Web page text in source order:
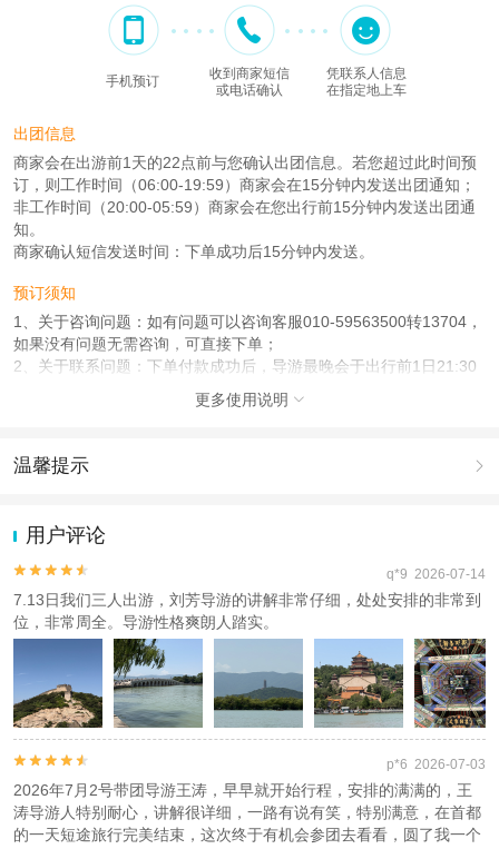
手机预订
收到商家短信
或电话确认
凭联系人信息
在指定地上车
出团信息
商家会在出游前1天的22点前与您确认出团信息。若您超过此时间预
订，则工作时间（06:00-19:59）商家会在15分钟内发送出团通知；
非工作时间（20:00-05:59）商家会在您出行前15分钟内发送出团通
知。
商家确认短信发送时间：下单成功后15分钟内发送。
预订须知
1、关于咨询问题：如有问题可以咨询客服010-59563500转13704，
如果没有问题无需咨询，可直接下单；
2、关于联系问题：下单付款成功后，导游最晚会于出行前1日21:30
前以电话或短信形式与您确认集合时间和地点，请务必保证预留的手
机号畅通（节假日或晚于21：00下单的情况下，可能延后至
3、关于成团问题：团队出行可提前咨询客服，或点立即预定产品可
拍日期均可成团！
1、60周岁以上老人和不满18岁的学生拍成人，导游当天退门票差
价；
2、80周岁以上老人预定出游，须有家属或朋友陪同方可出游；
3、不接受95周岁以上的旅游者出游报名，敬请谅解。
《工商执照信息》 《特许经营许可证信息》
更多使用说明 
温馨提示 
动（如跳伞、潜水、滑雪等）前，请务必仔细阅读
2.为普及旅游安全知识及旅游文明公约，使您的旅程顺利圆满完成，
特制定《去哪儿网旅游安全手册》 ，请您认真阅读并切实遵守。
用户评论

 q*9 2026-07-14
7.13日我们三人出游，刘芳导游的讲解非常仔细，处处安排的非常到
位，非常周全。导游性格爽朗人踏实。

 p*6 2026-07-03
2026年7月2号带团导游王涛，早早就开始行程，安排的满满的，王
涛导游人特别耐心，讲解很详细，一路有说有笑，特别满意，在首都
的一天短途旅行完美结束，这次终于有机会参团去看看，圆了我一个